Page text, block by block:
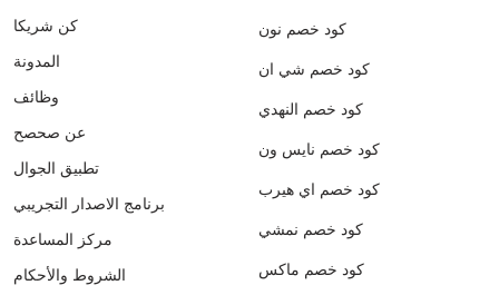
كن شريكا
المدونة
وظائف
عن صحصح
تطبيق الجوال
برنامج الاصدار التجريبي
مركز المساعدة
الشروط والأحكام
كود خصم نون
كود خصم شي ان
كود خصم النهدي
كود خصم نايس ون
كود خصم اي هيرب
كود خصم نمشي
كود خصم ماكس